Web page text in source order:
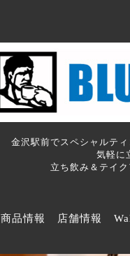
金沢駅前でスペシャルテ
気軽に
立ち飲み＆テイ
商品情報 店舗情報